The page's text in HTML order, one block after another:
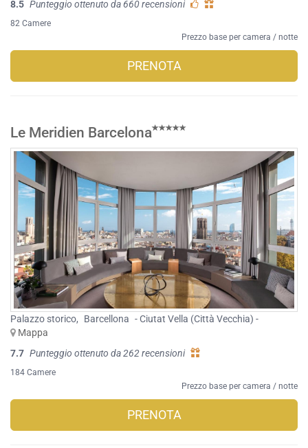
8.5 Punteggio ottenuto da 660 recensioni
82 Camere
Prezzo base per camera / notte
PRENOTA
Le Meridien Barcelona
Palazzo storico, Barcellona - Ciutat Vella (Città Vecchia) -
Mappa
7.7 Punteggio ottenuto da 262 recensioni
184 Camere
Prezzo base per camera / notte
PRENOTA